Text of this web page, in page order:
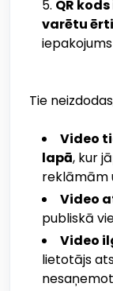
QR
varētu
Tie
Video
lapā, kur
reklāmām
Video
publiskā
Video
lietotājs